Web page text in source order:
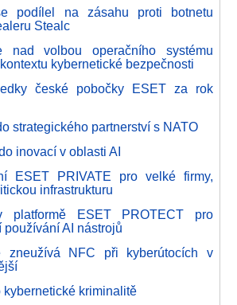
podílel na zásahu proti botnetu
Stealc
nad volbou operačního systému
kybernetické bezpečnosti
české pobočky ESET za rok
strategického partnerství s NATO
inovací v oblasti AI
ESET PRIVATE pro velké firmy,
infrastrukturu
platformě ESET PROTECT pro
používání AI nástrojů
zneužívá NFC při kyberútocích v
kybernetické kriminalitě